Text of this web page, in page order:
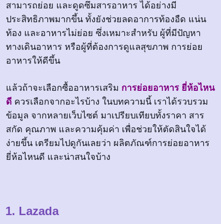
สามารถย่อย และดูดซึมสารอาหาร ได้อย่างมี
ประสิทธิภาพมากขึ้น ทั้งยังช่วยลดอาการท้องอืด แน่น
ท้อง และอาหารไม่ย่อย ซึ่งเหมาะสำหรับ ผู้ที่มีปัญหา
ทางเดินอาหาร หรือผู้ที่ต้องการดูแลสุขภาพ การย่อย
อาหารให้ดีขึ้น
แล้วถ้าจะเลือกซื้ออาหารเสริม การย่อยอาหาร ยี่ห้อไหน
ดี ควรเลือกจากอะไรบ้าง ในบทความนี้ เราได้รวบรวม
ข้อมูล จากหลายเว็บไซต์ มาเปรียบเทียบทั้งราคา สาร
สกัด คุณภาพ และความคุ้มค่า เพื่อช่วยให้ตัดสินใจได้
ง่ายขึ้น เตรียมไปดูกันเลยว่า ผลิตภัณฑ์การย่อยอาหาร
ยี่ห้อไหนดี และน่าสนใจบ้าง
1. Lazada